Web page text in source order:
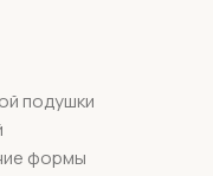
подушки
формы